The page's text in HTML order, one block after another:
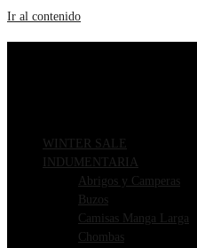
Ir al contenido
WINTER SALE
INDUMENTARIA
Abrigos y Camperas
Buzos
Camisas Manga Larga
Chombas